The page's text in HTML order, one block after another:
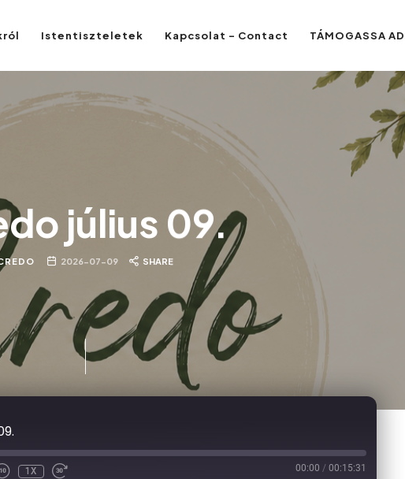
Istentiszteletek Kapcsolat – Contact TÁMOGASSA
július 09.
2026-07-09 SHARE
1X 00:00 / 00:15:31